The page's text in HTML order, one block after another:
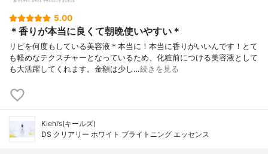
5.00
＊香りが本当に良くて朝晩使いやすい＊
リピを何度もしている美容液＊本当に！本当に香りがいいんです！とて
も軽めなテクスチャーとなっているため、化粧前につける美容液として
も大活躍してくれます。金額は少し…続きを見る
Kiehl’s(キールズ)
DS クリアリー ホワイト ブライトニング エッセンス